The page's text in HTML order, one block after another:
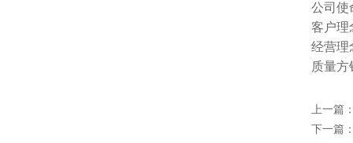
公司使
客户理
经营理
质量
上一篇
下一篇